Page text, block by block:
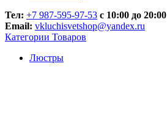
Тел: +7 987-595-97-53 с 10:00 до 20:00
Email: vkluchisvetshop@yandex.ru
Категории Товаров
Люстры